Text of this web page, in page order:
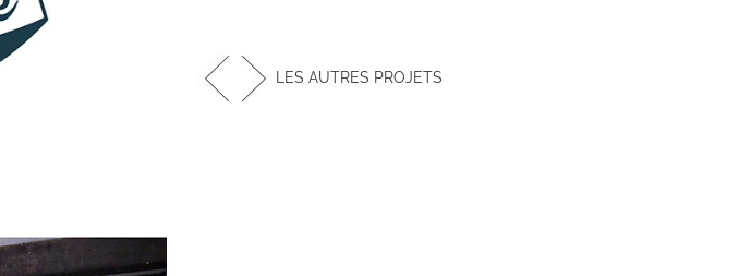
LES AUTRES PROJETS